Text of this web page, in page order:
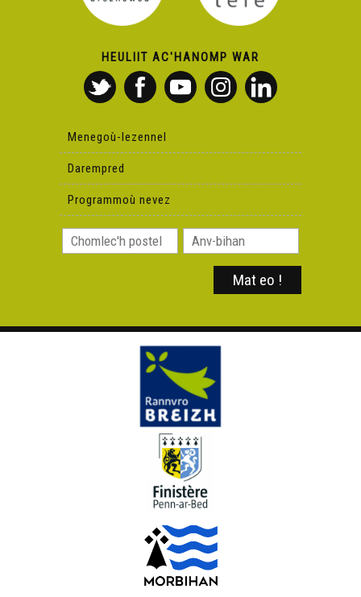
HEULIIT AC'HANOMP WAR
Menegoù-lezennel
Darempred
Programmoù nevez